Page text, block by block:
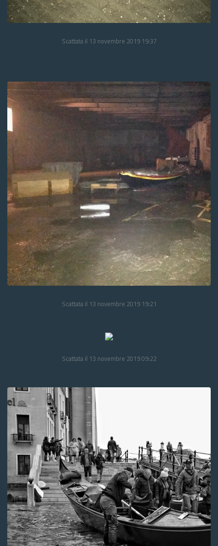
Scattata il 13 novembre 2019 19:37
Scattata il 13 novembre 2019 19:21
Scattata il 13 novembre 2019 09:22